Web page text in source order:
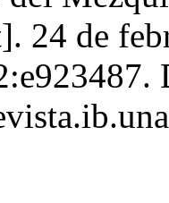
24 de